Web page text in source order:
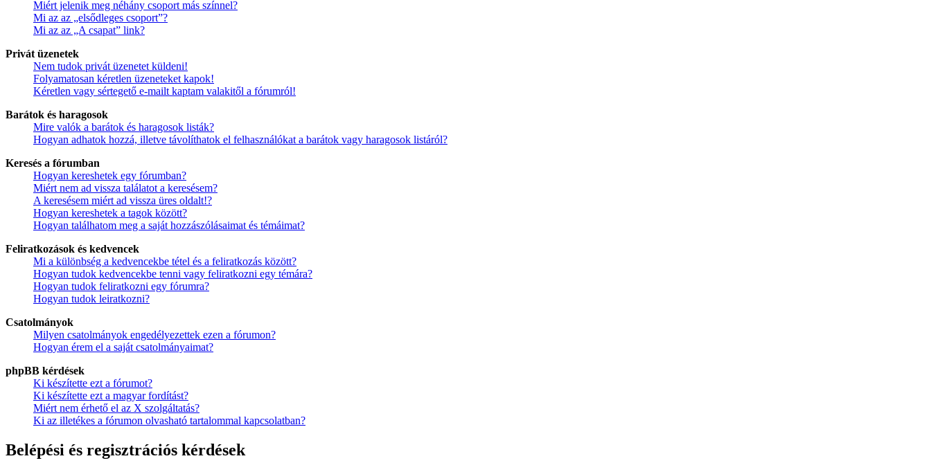
Miért jelenik meg néhány csoport más színnel?
Mi az az „elsődleges csoport”?
Mi az az „A csapat” link?
Privát üzenetek
Nem tudok privát üzenetet küldeni!
Folyamatosan kéretlen üzeneteket kapok!
Kéretlen vagy sértegető e-mailt kaptam valakitől a fórumról!
Barátok és haragosok
Mire valók a barátok és haragosok listák?
Hogyan adhatok hozzá, illetve távolíthatok el felhasználókat a barátok vagy haragosok listáról?
Keresés a fórumban
Hogyan kereshetek egy fórumban?
Miért nem ad vissza találatot a keresésem?
A keresésem miért ad vissza üres oldalt!?
Hogyan kereshetek a tagok között?
Hogyan találhatom meg a saját hozzászólásaimat és témáimat?
Feliratkozások és kedvencek
Mi a különbség a kedvencekbe tétel és a feliratkozás között?
Hogyan tudok kedvencekbe tenni vagy feliratkozni egy témára?
Hogyan tudok feliratkozni egy fórumra?
Hogyan tudok leiratkozni?
Csatolmányok
Milyen csatolmányok engedélyezettek ezen a fórumon?
Hogyan érem el a saját csatolmányaimat?
phpBB kérdések
Ki készítette ezt a fórumot?
Ki készítette ezt a magyar fordítást?
Miért nem érhető el az X szolgáltatás?
Ki az illetékes a fórumon olvasható tartalommal kapcsolatban?
Belépési és regisztrációs kérdések